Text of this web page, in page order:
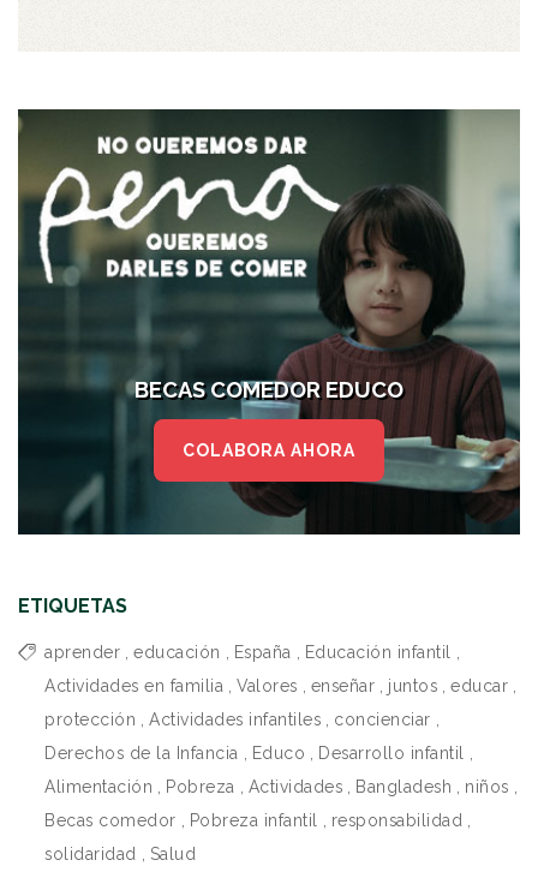
BECAS COMEDOR EDUCO
COLABORA AHORA
ETIQUETAS
aprender , educación , España , Educación infantil ,
Actividades en familia , Valores , enseñar , juntos , educar ,
protección , Actividades infantiles , concienciar ,
Derechos de la Infancia , Educo , Desarrollo infantil ,
Alimentación , Pobreza , Actividades , Bangladesh , niños ,
Becas comedor , Pobreza infantil , responsabilidad ,
solidaridad , Salud